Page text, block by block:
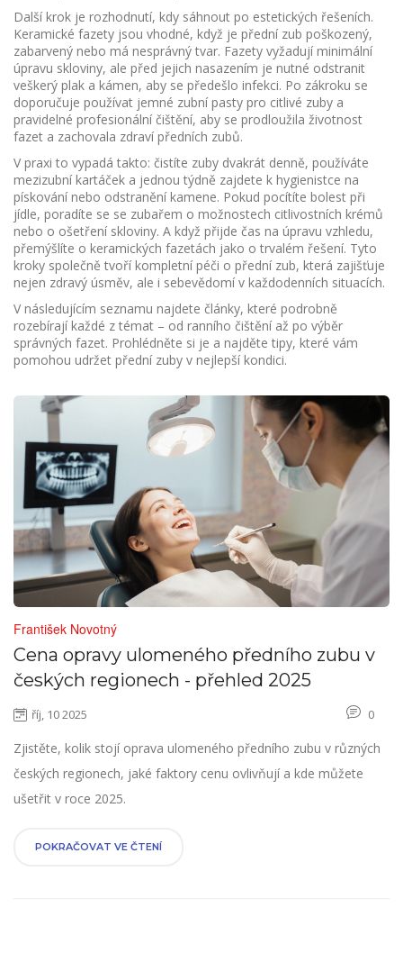
Další krok je rozhodnutí, kdy sáhnout po estetických řešeních.
Keramické fazety jsou vhodné, když je přední zub poškozený,
zabarvený nebo má nesprávný tvar. Fazety vyžadují minimální
úpravu skloviny, ale před jejich nasazením je nutné odstranit
veškerý plak a kámen, aby se předešlo infekci. Po zákroku se
doporučuje používat jemné zubní pasty pro citlivé zuby a
pravidelné profesionální čištění, aby se prodloužila životnost
fazet a zachovala zdraví předních zubů.
V praxi to vypadá takto: čistíte zuby dvakrát denně, používáte
mezizubní kartáček a jednou týdně zajdete k hygienistce na
pískování nebo odstranění kamene. Pokud pocítíte bolest při
jídle, poradíte se se zubařem o možnostech citlivostních krémů
nebo o ošetření skloviny. A když přijde čas na úpravu vzhledu,
přemýšlíte o keramických fazetách jako o trvalém řešení. Tyto
kroky společně tvoří kompletní péči o přední zub, která zajišťuje
nejen zdravý úsměv, ale i sebevědomí v každodenních situacích.
V následujícím seznamu najdete články, které podrobně
rozebírají každé z témat – od ranního čištění až po výběr
správných fazet. Prohlédněte si je a najděte tipy, které vám
pomohou udržet přední zuby v nejlepší kondici.
František Novotný
Cena opravy ulomeného předního zubu v
českých regionech - přehled 2025
říj, 10 2025 0
Zjistěte, kolik stojí oprava ulomeného předního zubu v různých
českých regionech, jaké faktory cenu ovlivňují a kde můžete
ušetřit v roce 2025.
POKRAČOVAT VE ČTENÍ